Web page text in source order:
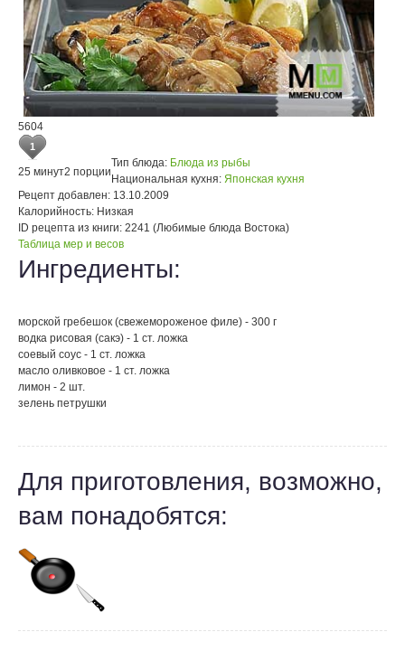
5604
1
25 минут2 порции
Тип блюда: Блюда из рыбы
Национальная кухня: Японская кухня
Рецепт добавлен: 13.10.2009
Калорийность: Низкая
ID рецепта из книги: 2241 (Любимые блюда Востока)
Таблица мер и весов
Ингредиенты:
морской гребешок (свежемороженое филе) - 300 г
водка рисовая (сакэ) - 1 ст. ложка
соевый соус - 1 ст. ложка
масло оливковое - 1 ст. ложка
лимон - 2 шт.
зелень петрушки
Для приготовления, возможно,
вам понадобятся: